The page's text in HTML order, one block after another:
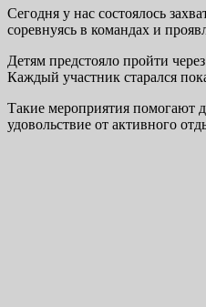
Сегодня у нас состоялось
соревнуясь в командах и
Детям предстояло пройти
Каждый участник старался
Такие мероприятия помогают
удовольствие от активного